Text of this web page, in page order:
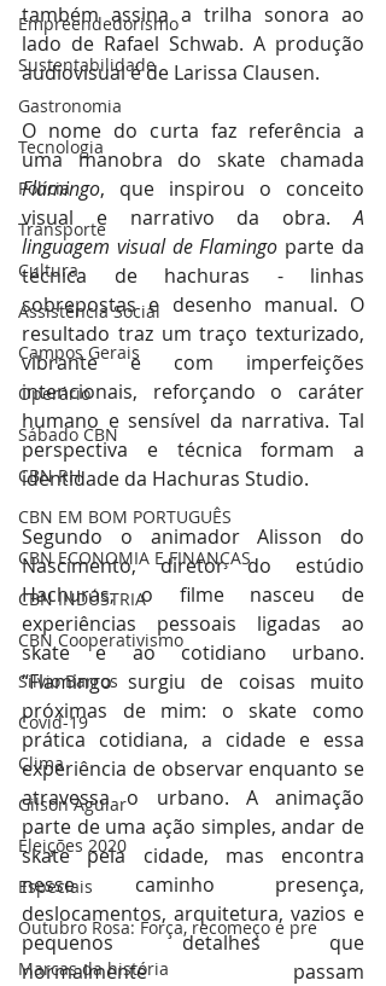
Empreendedorismo
Sustentabilidade
Gastronomia
Tecnologia
Polícia
Transporte
Cultura
Assistência Social
Campos Gerais
Operário
Sábado CBN
CBN RH
CBN EM BOM PORTUGUÊS
CBN ECONOMIA E FINANÇAS
CBN INDÚSTRIA
CBN Cooperativismo
Silvio Barros
Covid-19
Clima
Gilson Aguiar
Eleições 2020
Especiais
Outubro Rosa: Força, recomeço e pre
Marcas da história
também assina a trilha sonora ao
lado de Rafael Schwab. A produção
audiovisual é de Larissa Clausen.
O nome do curta faz referência a
Flamingo, que inspirou o conceito
visual e narrativo da obra. A
linguagem visual de Flamingo parte da
técnica de hachuras - linhas
sobrepostas e desenho manual. O
resultado traz um traço texturizado,
vibrante e com imperfeições
intencionais, reforçando o caráter
humano e sensível da narrativa. Tal
perspectiva e técnica formam a
identidade da Hachuras Studio.
Segundo o animador Alisson do
Nascimento, diretor do estúdio
Hachuras, o filme nasceu de
experiências pessoais ligadas ao
skate e ao cotidiano urbano.
“Flamingo surgiu de coisas muito
próximas de mim: o skate como
prática cotidiana, a cidade e essa
experiência de observar enquanto se
atravessa o urbano. A animação
parte de uma ação simples, andar de
skate pela cidade, mas encontra
nesse caminho presença,
deslocamentos, arquitetura, vazios e
pequenos detalhes que
normalmente passam